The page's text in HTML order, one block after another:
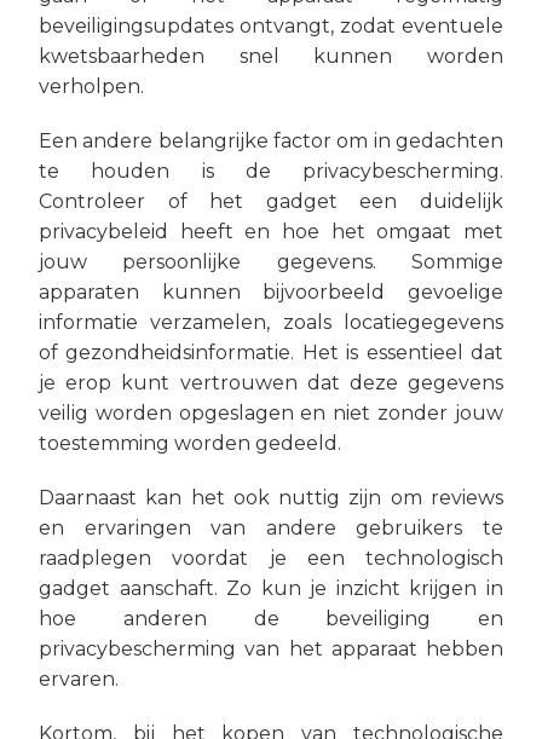
beveiligingsupdates ontvangt, zodat eventuele
kwetsbaarheden snel kunnen worden
verholpen.
Een andere belangrijke factor om in gedachten
te houden is de privacybescherming.
Controleer of het gadget een duidelijk
privacybeleid heeft en hoe het omgaat met
jouw persoonlijke gegevens. Sommige
apparaten kunnen bijvoorbeeld gevoelige
informatie verzamelen, zoals locatiegegevens
of gezondheidsinformatie. Het is essentieel dat
je erop kunt vertrouwen dat deze gegevens
veilig worden opgeslagen en niet zonder jouw
toestemming worden gedeeld.
Daarnaast kan het ook nuttig zijn om reviews
en ervaringen van andere gebruikers te
raadplegen voordat je een technologisch
gadget aanschaft. Zo kun je inzicht krijgen in
hoe anderen de beveiliging en
privacybescherming van het apparaat hebben
ervaren.
Kortom, bij het kopen van technologische